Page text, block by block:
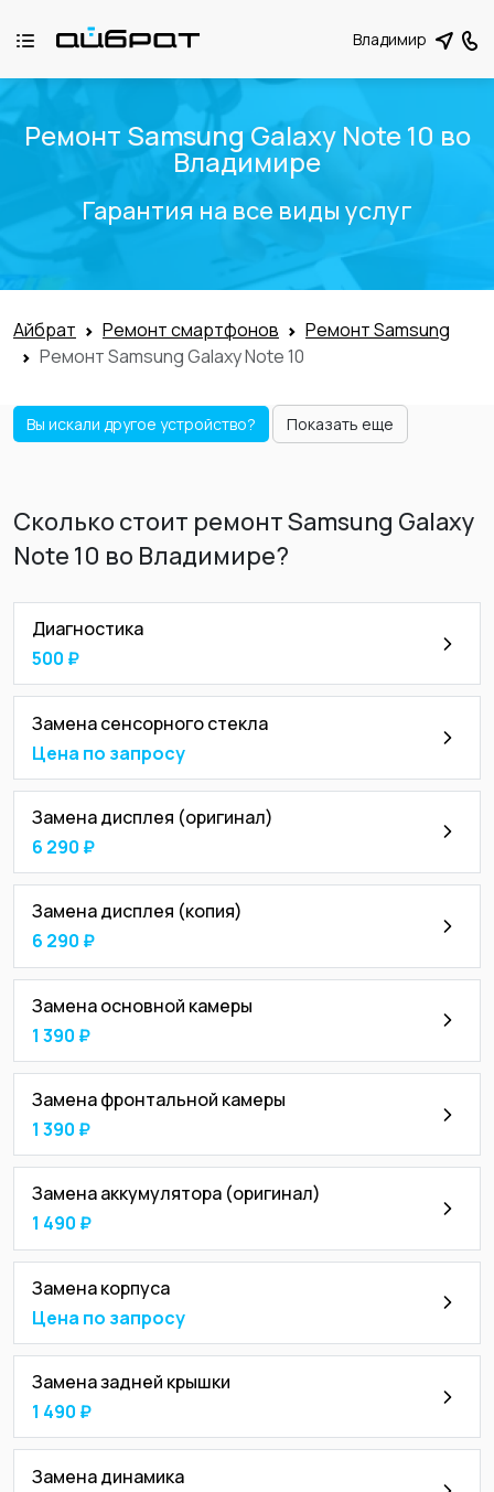
Владимир
Ремонт Samsung Galaxy Note 10 во
Владимире
Гарантия на все виды услуг
Айбрат Ремонт смартфонов
Ремонт Samsung
Ремонт Samsung Galaxy Note 10
Вы искали другое устройство? Показать еще
Сколько стоит ремонт Samsung Galaxy
Note 10 во Владимире?
Диагностика
500 ₽
Замена сенсорного стекла
Цена по запросу
Замена дисплея (оригинал)
6 290 ₽
Замена дисплея (копия)
6 290 ₽
Замена основной камеры
1 390 ₽
Замена фронтальной камеры
1 390 ₽
Замена аккумулятора (оригинал)
1 490 ₽
Замена корпуса
Цена по запросу
Замена задней крышки
1 490 ₽
Замена динамика